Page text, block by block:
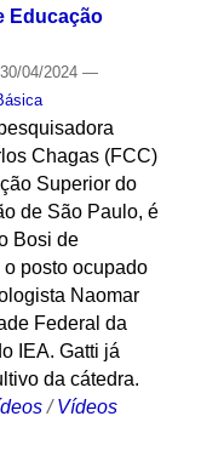
Educação
04/2024 —
Chagas (FCC)
Superior do
de São Paulo, é
Bosi de
posto ocupado
Naomar
Federal da
IEA. Gatti já
da cátedra.
/Vídeos